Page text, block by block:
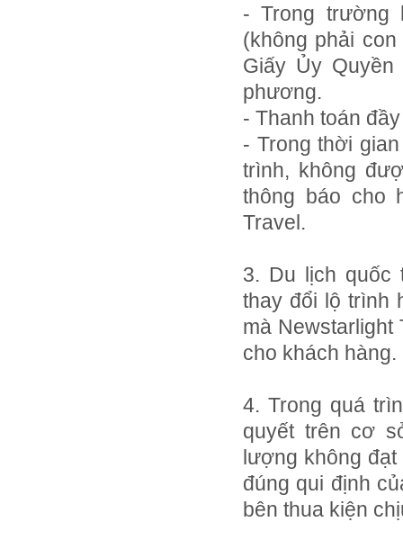
- Trong trường
(không phải
Giấy Ủy
phương.
- Thanh toán
- Trong thời
trình, không
thông báo cho
Travel.
3. Du lịch quốc
thay đổi lộ trình
mà
cho khách hàng.
4. Trong quá
quyết trên cơ
lượng không
đúng qui định
bên thua kiện